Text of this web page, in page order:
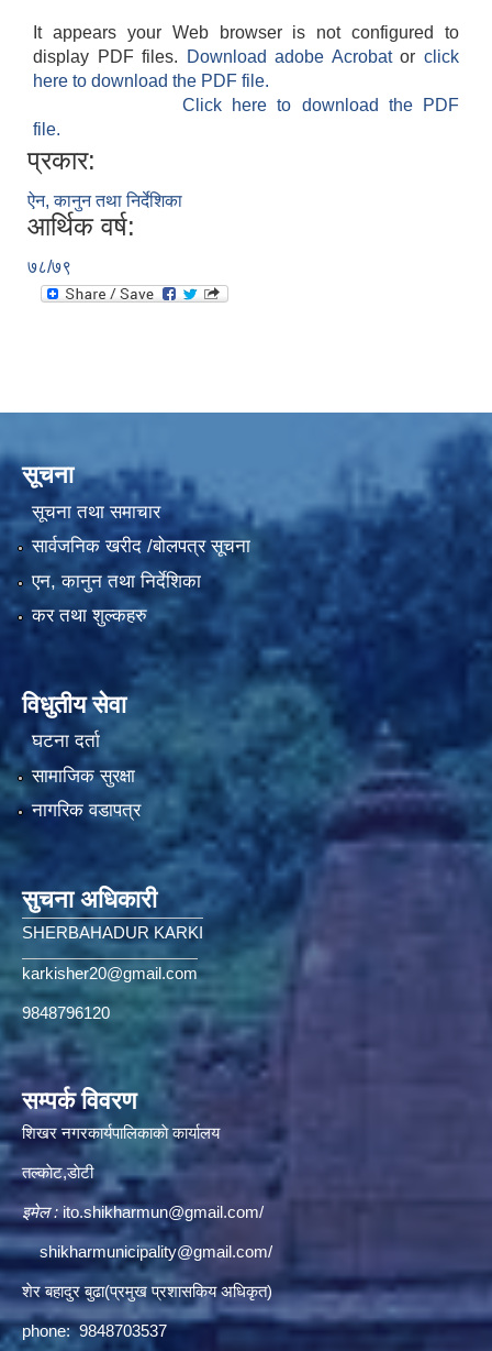
It appears your Web browser is not configured to
display PDF files.
Download adobe Acrobatorclick
here to download the PDF file.
Click here to download the PDF
file.
प्रकार:
ऐन, कानुन तथा निर्देशिका
आर्थिक वर्ष:
७८/७९
सूचना
सूचना तथा समाचार
सार्वजनिक खरीद /बोलपत्र सूचना
एन, कानुन तथा निर्देशिका
कर तथा शुल्कहरु
विधुतीय सेवा
घटना दर्ता
सामाजिक सुरक्षा
नागरिक वडापत्र
सुचना अधिकारी
SHERBAHADUR KARKI
karkisher20@gmail.com
9848796120
सम्पर्क विवरण
शिखर नगरकार्यपालिकाकाे कार्यालय
तल्काेट,डाेटी
इमेल :ito.shikharmun@gmail.com/
shikharmunicipality@gmail.com/
शेर बहादुर बुढा(प्रमुख प्रशासकिय अधिकृत)
phone: 9848703537